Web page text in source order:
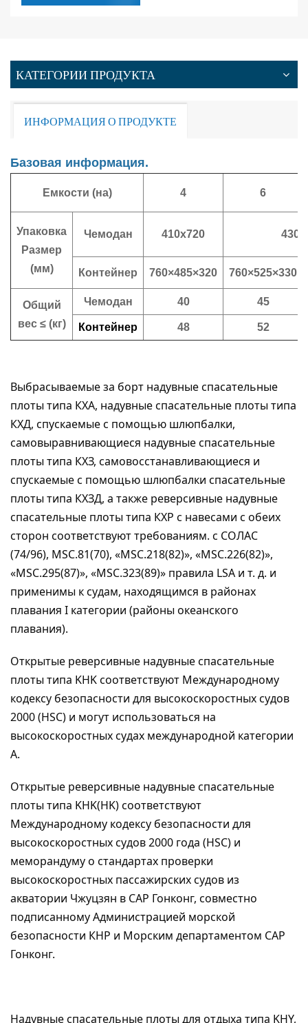
КАТЕГОРИИ ПРОДУКТА
ИНФОРМАЦИЯ О ПРОДУКТЕ
Базовая информация.
Емкости (на) 4 6
Упаковка
Размер
(мм)
Чемодан 410x720
Контейнер 760×485×320 760×525×330
Общий
вес ≤ (кг)
Чемодан 40 45
Контейнер 48 52
Выбрасываемые за борт надувные спасательные
плоты типа КХА, надувные спасательные плоты типа
КХД, спускаемые с помощью шлюпбалки,
самовыравнивающиеся надувные спасательные
плоты типа КХЗ, самовосстанавливающиеся и
спускаемые с помощью шлюпбалки спасательные
плоты типа КХЗД, а также реверсивные надувные
спасательные плоты типа КХР с навесами с обеих
сторон соответствуют требованиям. с СОЛАС
(74/96), MSC.81(70), «MSC.218(82)», «MSC.226(82)»,
«MSC.295(87)», «MSC.323(89)» правила LSA и т. д. и
применимы к судам, находящимся в районах
плавания I категории (районы океанского
плавания).
Открытые реверсивные надувные спасательные
плоты типа KHK соответствуют Международному
кодексу безопасности для высокоскоростных судов
2000 (HSC) и могут использоваться на
высокоскоростных судах международной категории
А.
Открытые реверсивные надувные спасательные
плоты типа KHK(HK) соответствуют
Международному кодексу безопасности для
высокоскоростных судов 2000 года (HSC) и
меморандуму о стандартах проверки
высокоскоростных пассажирских судов из
акватории Чжуцзян в САР Гонконг, совместно
подписанному Администрацией морской
безопасности КНР и Морским департаментом САР
Гонконг.
Надувные спасательные плоты для отдыха типа KHY,